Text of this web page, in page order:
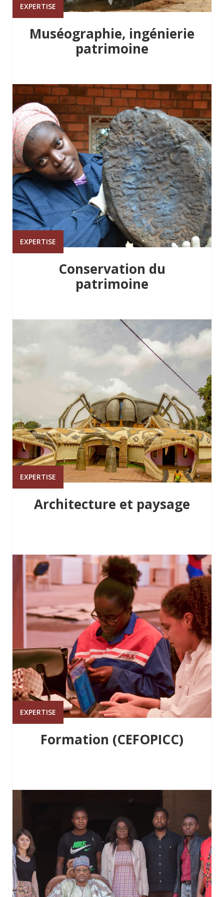
EXPERTISE
Muséographie, ingénierie
patrimoine
EXPERTISE
Conservation du
patrimoine
EXPERTISE
Architecture et paysage
EXPERTISE
Formation (CEFOPICC)